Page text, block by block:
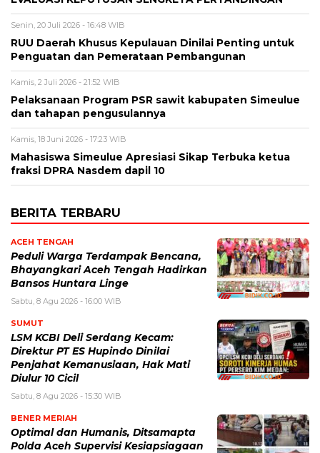
Senin, 20 Juli 2026 - 16:48 WIB
RUU Daerah Khusus Kepulauan Dinilai Penting untuk
Penguatan dan Pemerataan Pembangunan
Kamis, 2 Juli 2026 - 21:52 WIB
Pelaksanaan Program PSR sawit kabupaten Simeulue
dan tahapan pengusulannya
Kamis, 18 Juni 2026 - 17:23 WIB
Mahasiswa Simeulue Apresiasi Sikap Terbuka ketua
fraksi DPRA Nasdem dapil 10
BERITA TERBARU
ACEH TENGAH
Peduli Warga Terdampak Bencana,
Bhayangkari Aceh Tengah Hadirkan
Bansos Huntara Linge
Sabtu, 8 Agu 2026 - 16:00 WIB
SUMUT
LSM KCBI Deli Serdang Kecam:
Direktur PT ES Hupindo Dinilai
Penjahat Kemanusiaan, Hak Mati
Diulur 10 Cicil
Sabtu, 8 Agu 2026 - 15:30 WIB
BENER MERIAH
Optimal dan Humanis, Ditsamapta
Polda Aceh Supervisi Kesiapsiagaan